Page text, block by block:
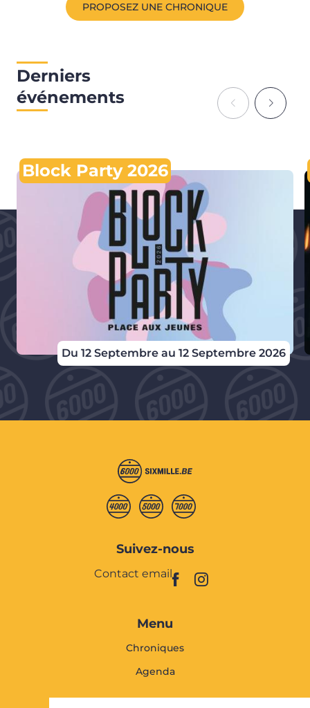
PROPOSEZ UNE CHRONIQUE
Derniers
événements
Du 12 Septembre au 12 Septembre 2026
Block Party 2026
Suivez-nous
Contact email
Menu
Chroniques
Agenda